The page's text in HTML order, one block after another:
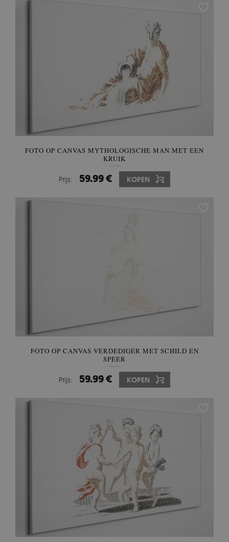
FOTO OP CANVAS MYTHOLOGISCHE MAN MET EEN
KRUIK
Prijs: 59.99 € KOPEN
FOTO OP CANVAS VERDEDIGER MET SCHILD EN
SPEER
Prijs: 59.99 € KOPEN